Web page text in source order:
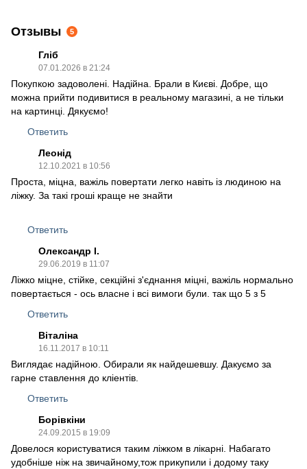
Отзывы 5
Гліб
07.01.2026 в 21:24
Покупкою задоволені. Надійна. Брали в Києві. Добре, що
можна прийти подивитися в реальному магазині, а не тільки
на картинці. Дякуємо!
Ответить
Леонід
12.10.2021 в 10:56
Проста, міцна, важіль повертати легко навіть із людиною на
ліжку. За такі гроші краще не знайти
Ответить
Олександр І.
29.06.2019 в 11:07
Ліжко міцне, стійке, секційні з'єднання міцні, важіль нормально
повертається - ось власне і всі вимоги були. так що 5 з 5
Ответить
Віталіна
16.11.2017 в 10:11
Виглядає надійною. Обирали як найдешевшу. Дакуємо за
гарне ставлення до кліентів.
Ответить
Борівкіни
24.09.2015 в 19:09
Довелося користуватися таким ліжком в лікарні. Набагато
удобніше ніж на звичайному,тож прикупили і додому таку